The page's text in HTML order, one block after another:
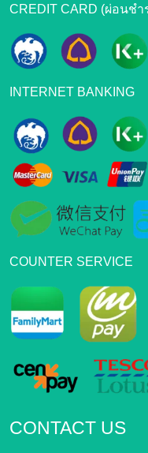
CREDIT CARD (ผ่อนชำ
INTERNET BANKING
COUNTER SERVICE
CONTACT US